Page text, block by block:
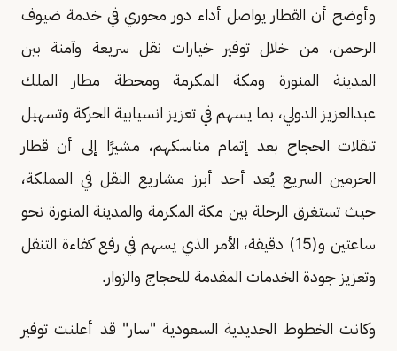
وأوضح أن القطار يواصل أداء دور محوري في خدمة ضيوف
الرحمن، من خلال توفير خيارات نقل سريعة وآمنة بين
المدينة المنورة ومكة المكرمة ومحطة مطار الملك
عبدالعزيز الدولي، بما يسهم في تعزيز انسيابية الحركة وتسهيل
تنقلات الحجاج بعد إتمام مناسكهم، مشيرًا إلى أن قطار
الحرمين السريع يُعد أحد أبرز مشاريع النقل في المملكة،
حيث تستغرق الرحلة بين مكة المكرمة والمدينة المنورة نحو
ساعتين و(15) دقيقة، الأمر الذي يسهم في رفع كفاءة التنقل
وتعزيز جودة الخدمات المقدمة للحجاج والزوار.
وكانت الخطوط الحديدية السعودية "سار" قد أعلنت توفير